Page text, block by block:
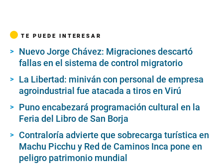
TE PUEDE INTERESAR
Nuevo Jorge Chávez: Migraciones descartó
fallas en el sistema de control migratorio
La Libertad: miniván con personal de empresa
agroindustrial fue atacada a tiros en Virú
Puno encabezará programación cultural en la
Feria del Libro de San Borja
Contraloría advierte que sobrecarga turística en
Machu Picchu y Red de Caminos Inca pone en
peligro patrimonio mundial